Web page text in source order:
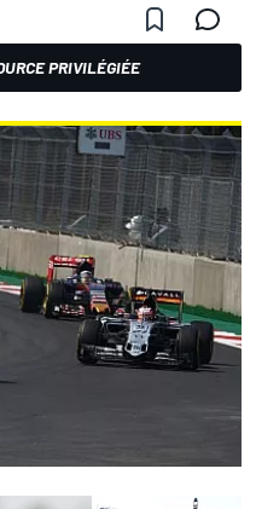
PRIVILÉGIÉE